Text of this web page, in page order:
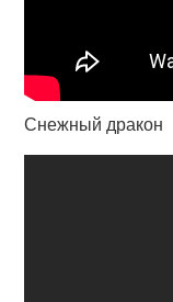
Снежный дракон